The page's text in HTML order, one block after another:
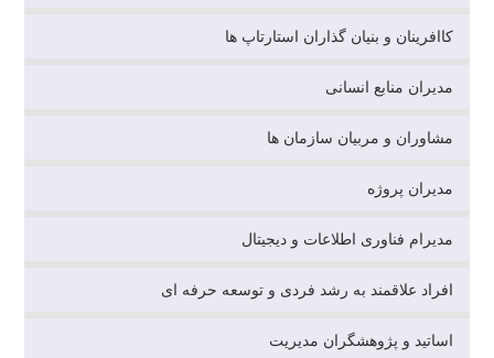
کاافرینان و بنیان گذاران استارتاپ ها
مدیران منابع انسانی
مشاوران و مربیان سازمان ها
مدیران پروژه
مدیرام فناوری اطلاعات و دیجیتال
افراد علاقمند به رشد فردی و توسعه حرفه ای
اساتید و پژوهشگران مدیریت